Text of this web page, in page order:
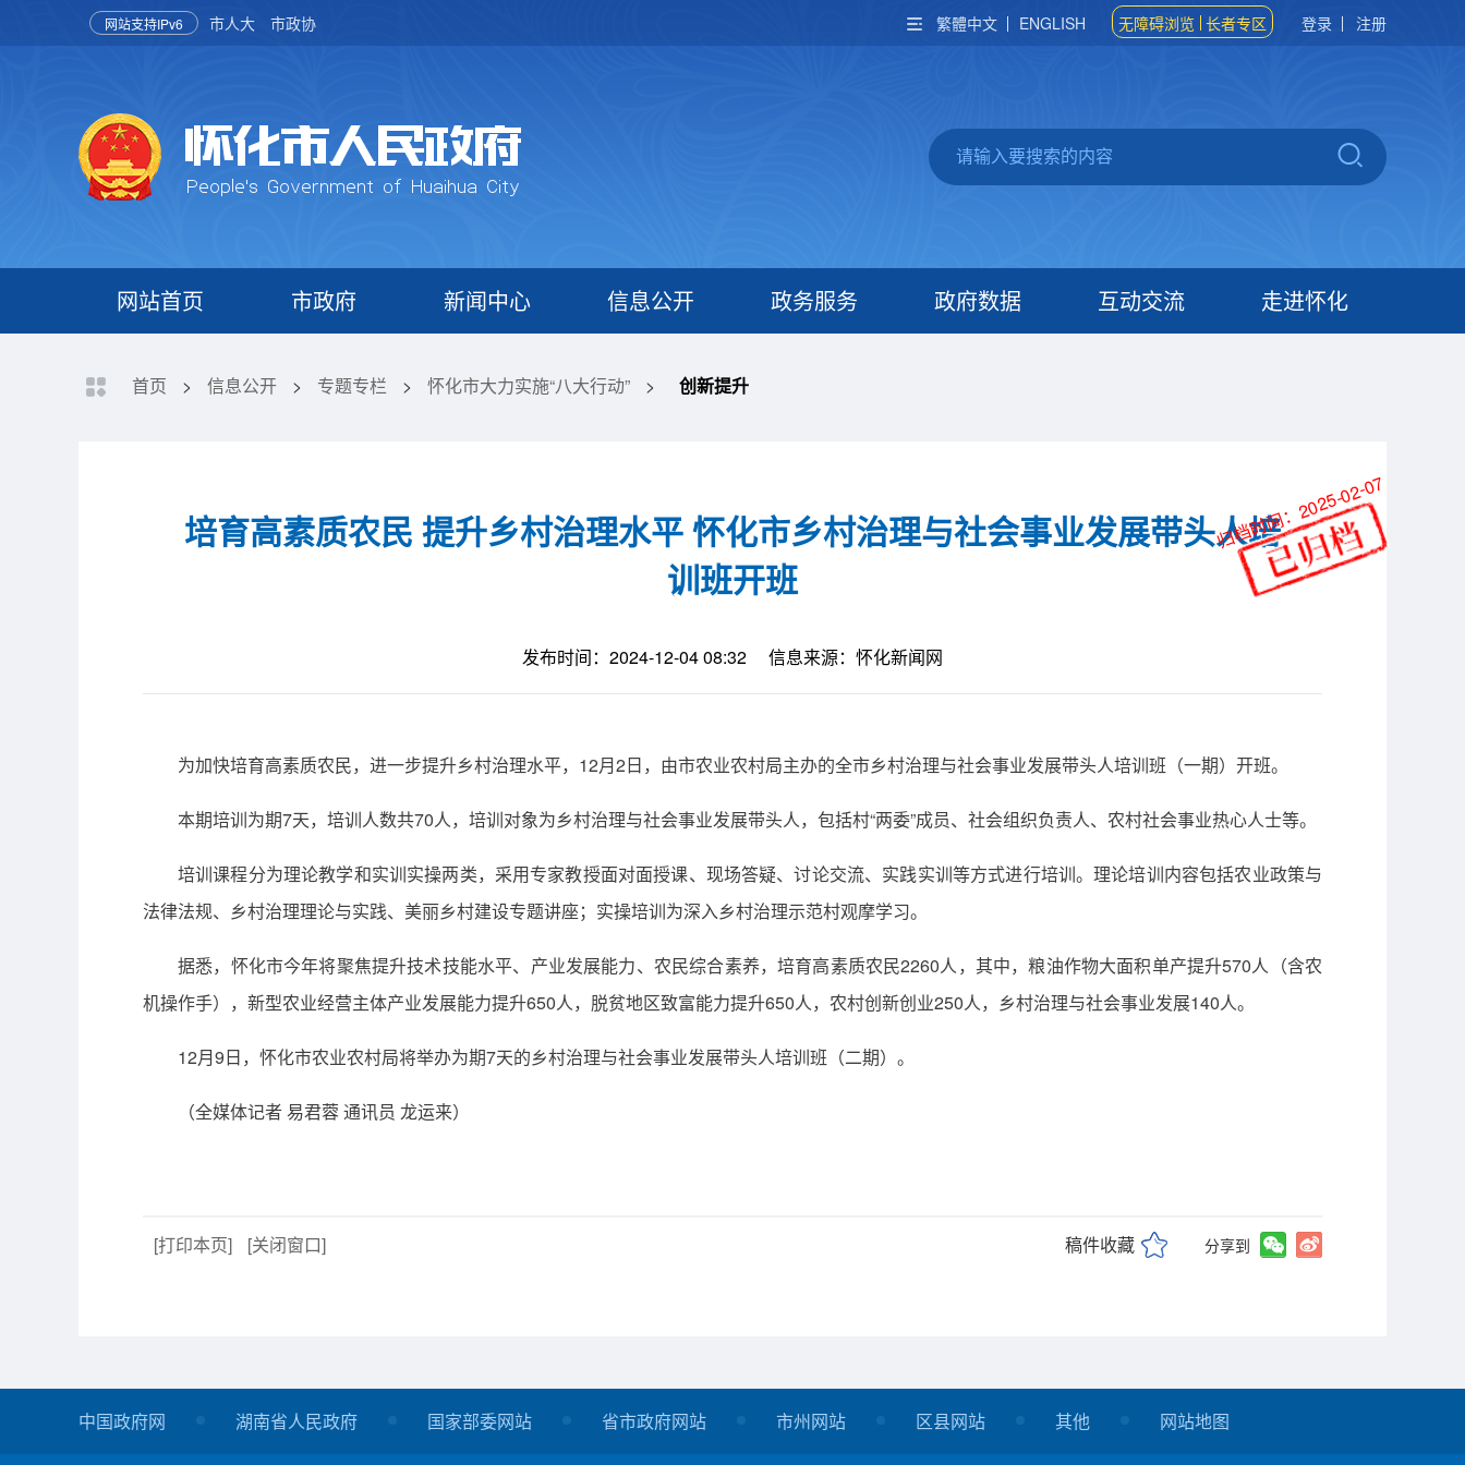
网站支持IPv6 市人大 市政协 繁體中文 ENGLISH 无障碍浏览 长者专区 登录 注册
网站首页 市政府 新闻中心 信息公开 政务服务 政府数据 互动交流 走进怀化
首页 > 信息公开 > 专题专栏 > 怀化市大力实施“八大行动” > 创新提升
培育高素质农民 提升乡村治理水平 怀化市乡村治理与社会事业发展带头人培
训班开班
发布时间：2024-12-04 08:32 信息来源：怀化新闻网
为加快培育高素质农民，进一步提升乡村治理水平，12月2日，由市农业农村局主办的全市乡村治理与社会事业发展带头人培训班（一期）开班。
本期培训为期7天，培训人数共70人，培训对象为乡村治理与社会事业发展带头人，包括村“两委”成员、社会组织负责人、农村社会事业热心人士等。
培训课程分为理论教学和实训实操两类，采用专家教授面对面授课、现场答疑、讨论交流、实践实训等方式进行培训。理论培训内容包括农业政策与
法律法规、乡村治理理论与实践、美丽乡村建设专题讲座；实操培训为深入乡村治理示范村观摩学习。
据悉，怀化市今年将聚焦提升技术技能水平、产业发展能力、农民综合素养，培育高素质农民2260人，其中，粮油作物大面积单产提升570人（含农
机操作手），新型农业经营主体产业发展能力提升650人，脱贫地区致富能力提升650人，农村创新创业250人，乡村治理与社会事业发展140人。
12月9日，怀化市农业农村局将举办为期7天的乡村治理与社会事业发展带头人培训班（二期）。
（全媒体记者 易君蓉 通讯员 龙运来）
[打印本页] [关闭窗口] 稿件收藏 分享到
中国政府网 湖南省人民政府 国家部委网站 省市政府网站 市州网站 区县网站 其他 网站地图
归档时间：2025-02-07